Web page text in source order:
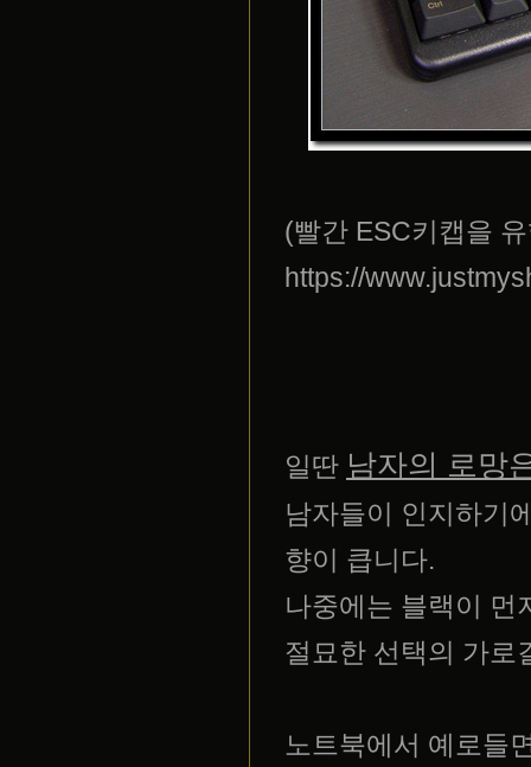
(빨간 ESC키캡을
https://
일딴 남자의 로망
남자들이 인지하기
향이 큽니다.
나중에는 블랙이 먼
절묘한 선택의 가로
노트북에서 예로들